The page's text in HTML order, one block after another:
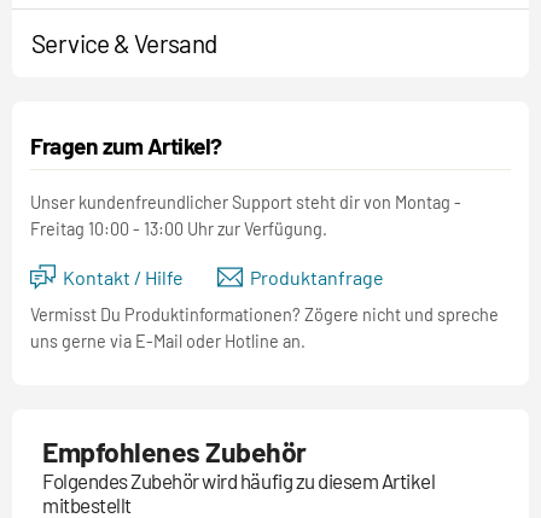
Service & Versand
Fragen zum Artikel?
Unser kundenfreundlicher Support steht dir von Montag -
Freitag 10:00 - 13:00 Uhr zur Verfügung.
Kontakt / Hilfe Produktanfrage
Vermisst Du Produktinformationen? Zögere nicht und spreche
uns gerne via E-Mail oder Hotline an.
Empfohlenes Zubehör
Folgendes Zubehör wird häufig zu diesem Artikel
mitbestellt